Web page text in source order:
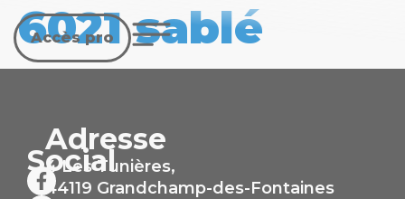
Accès pro
6021 sablé
Social
Adresse
4 Les Tunières,
44119 Grandchamp-des-Fontaines